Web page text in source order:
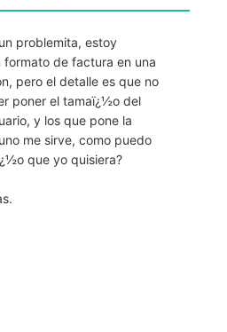
problemita, estoy
formato de factura en una
pero el detalle es que no
poner el tamaï¿½o del
y los que pone la
me sirve, como puedo
que yo quisiera?